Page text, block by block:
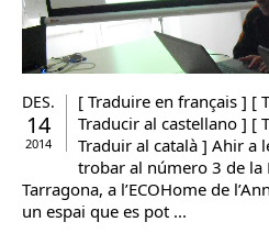
DES.
14
2014
[ Traduire en français ] [
Traducir al castellano ] [
Traduir al català ] Ahir a
trobar al número 3 de la
Tarragona, a l’ECOHome de
un espai que es pot ...